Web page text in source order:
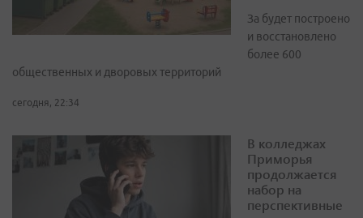
За будет построено
и восстановлено
более 600
общественных и дворовых территорий
сегодня, 22:34
В колледжах
Приморья
продолжается
набор на
перспективные